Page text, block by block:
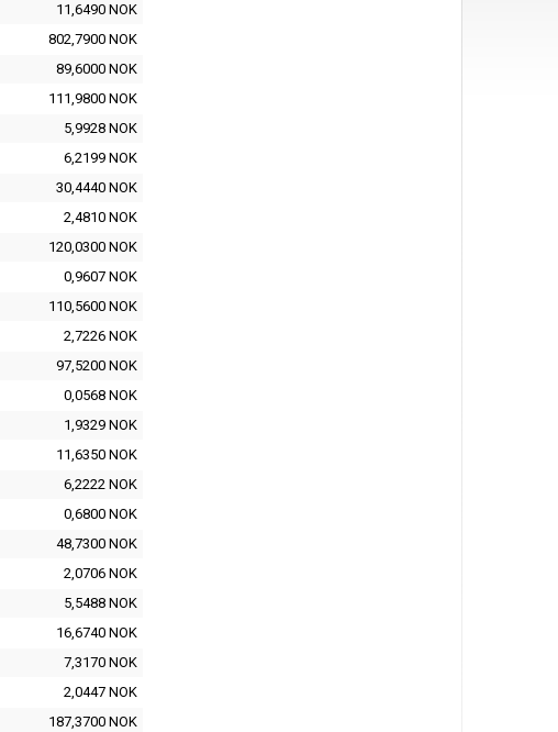
11,6490 NOK
802,7900 NOK
89,6000 NOK
111,9800 NOK
5,9928 NOK
6,2199 NOK
30,4440 NOK
2,4810 NOK
120,0300 NOK
0,9607 NOK
110,5600 NOK
2,7226 NOK
97,5200 NOK
0,0568 NOK
1,9329 NOK
11,6350 NOK
6,2222 NOK
0,6800 NOK
48,7300 NOK
2,0706 NOK
5,5488 NOK
16,6740 NOK
7,3170 NOK
2,0447 NOK
187,3700 NOK